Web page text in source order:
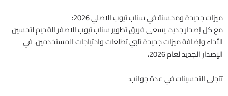
ميزات جديدة ومحسنة في سناب تيوب الاصلي 2026:
مع كل إصدار جديد، يسعى فريق تطوير سناب تيوب الاصفر القديم لتحسين
الأداء وإضافة ميزات جديدة تلبي تطلعات واحتياجات المستخدمين. في
الإصدار الجديد لعام 2026،
تتجلى التحسينات في عدة جوانب: